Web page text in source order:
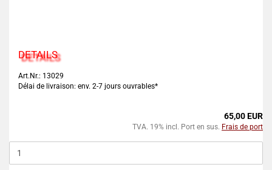
DETAILS
Art.Nr.: 13029
Délai de livraison: env. 2-7 jours ouvrables*
65,00 EUR
TVA. 19% incl. Port en sus. Frais de port